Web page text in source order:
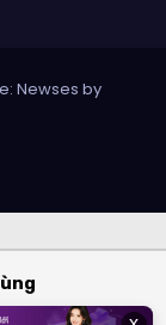
Newses by
cung cấp cho